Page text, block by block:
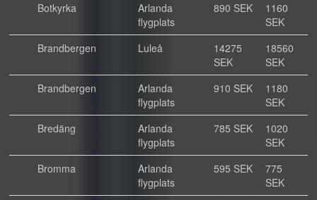
Botkyrka
Arlanda
flygplats
890 SEK
1160
SEK
Brandbergen
Luleå
14275
SEK
18560
SEK
Brandbergen
Arlanda
flygplats
910 SEK
1180
SEK
Bredäng
Arlanda
flygplats
785 SEK
1020
SEK
Bromma
Arlanda
flygplats
595 SEK
775
SEK